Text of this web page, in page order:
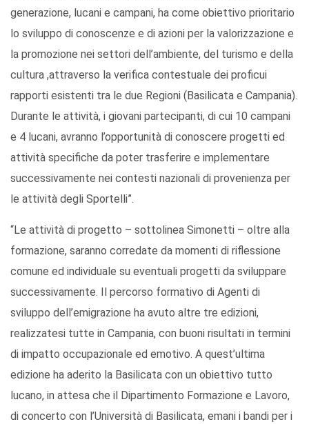
generazione, lucani e campani, ha come obiettivo prioritario
lo sviluppo di conoscenze e di azioni per la valorizzazione e
la promozione nei settori dell’ambiente, del turismo e della
cultura ,attraverso la verifica contestuale dei proficui
rapporti esistenti tra le due Regioni (Basilicata e Campania).
Durante le attività, i giovani partecipanti, di cui 10 campani
e 4 lucani, avranno l’opportunità di conoscere progetti ed
attività specifiche da poter trasferire e implementare
successivamente nei contesti nazionali di provenienza per
le attività degli Sportelli”.
“Le attività di progetto – sottolinea Simonetti – oltre alla
formazione, saranno corredate da momenti di riflessione
comune ed individuale su eventuali progetti da sviluppare
successivamente. Il percorso formativo di Agenti di
sviluppo dell’emigrazione ha avuto altre tre edizioni,
realizzatesi tutte in Campania, con buoni risultati in termini
di impatto occupazionale ed emotivo. A quest’ultima
edizione ha aderito la Basilicata con un obiettivo tutto
lucano, in attesa che il Dipartimento Formazione e Lavoro,
di concerto con l’Università di Basilicata, emani i bandi per i